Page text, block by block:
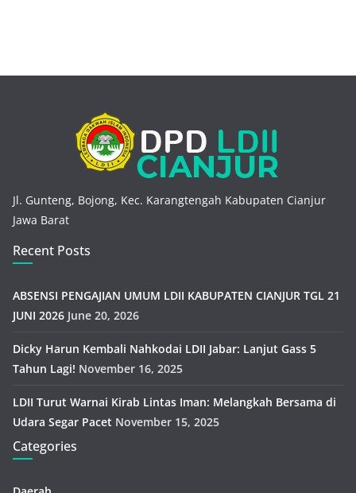
Jl. Gunteng, Bojong, Kec. Karangtengah Kabupaten Cianjur
Jawa Barat
Recent Posts
ABSENSI PENGAJIAN UMUM LDII KABUPATEN CIANJUR TGL 21
JUNI 2026 June 20, 2026
Dicky Harun Kembali Nahkodai LDII Jabar: Lanjut Gass 5
Tahun Lagi! November 16, 2025
LDII Turut Warnai Kirab Lintas Iman: Melangkah Bersama di
Udara Segar Pacet November 15, 2025
Categories